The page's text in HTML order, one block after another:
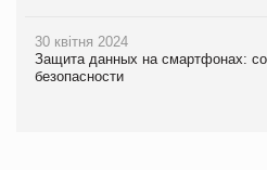
30 квітня 2024
Защита данных на смартфонах:
безопасности